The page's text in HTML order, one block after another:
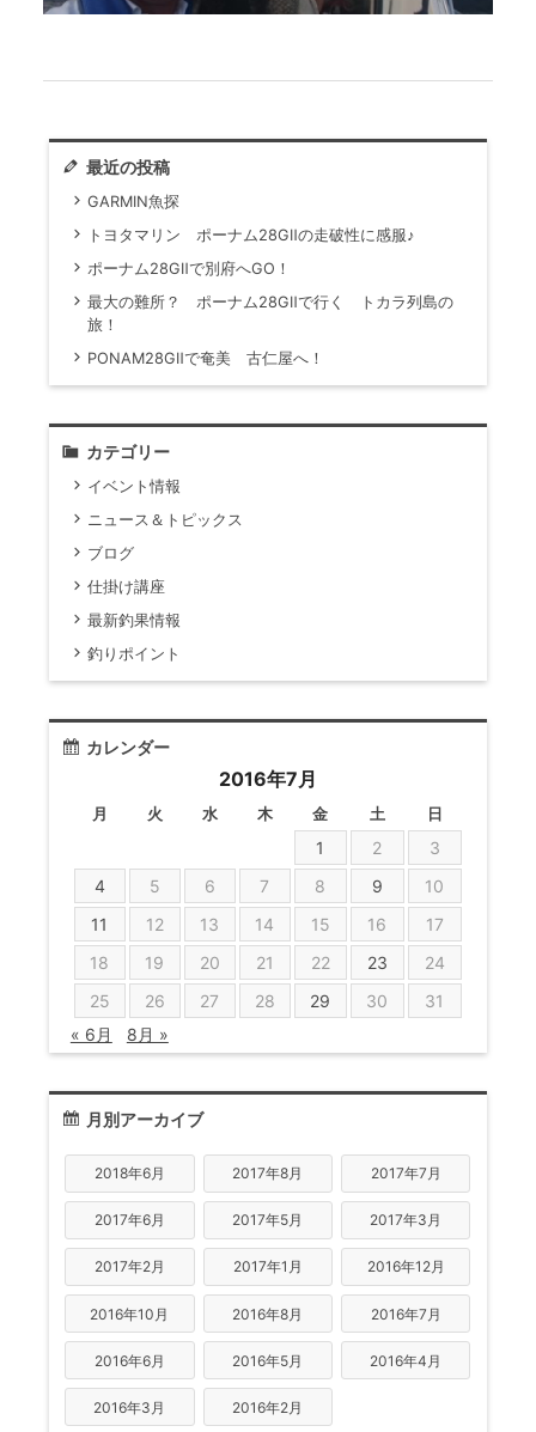
最近の投稿
GARMIN魚探
トヨタマリン ポーナム28GⅡの走破性に感服♪
ポーナム28GⅡで別府へGO！
最大の難所？ ポーナム28GⅡで行く トカラ列島の
旅！
PONAM28GⅡで奄美 古仁屋へ！
カテゴリー
イベント情報
ニュース＆トピックス
ブログ
仕掛け講座
最新釣果情報
釣りポイント
カレンダー
2016年7月
月 火 水 木 金 土 日
1 2
3
4
5 6 7 8 9
10
11
12 13 14 15 16
17
18
19 20 21 22 23
24
25
26 27 28 29 30
31
« 6月
8月 »
月別アーカイブ
2018年6月 2017年8月 2017年7月
2017年6月 2017年5月 2017年3月
2017年2月 2017年1月 2016年12月
2016年10月 2016年8月 2016年7月
2016年6月 2016年5月 2016年4月
2016年3月 2016年2月